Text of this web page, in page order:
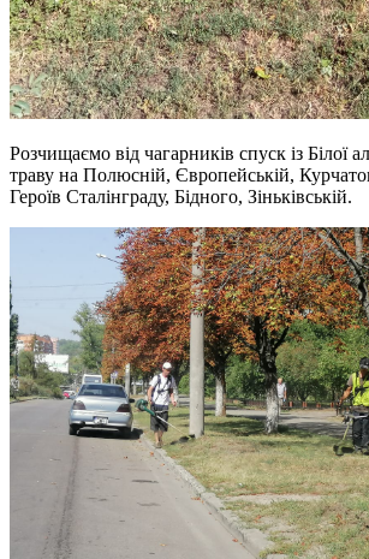
Розчищаємо від чагарників спуск із Білої
траву на Полюсній, Європейській,
Героїв Сталінграду, Бідного, Зіньківській.